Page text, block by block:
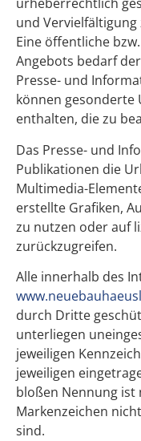
und
Eine öffentliche
Angebots bedarf
Presse- und
können
enthalten, die zu
Das Presse- und
Publikationen die
Multimedia-
erstellte Grafiken,
zu nutzen oder auf
zurückzugreifen.
Alle innerhalb des
durch Dritte
unterliegen
jeweiligen
jeweiligen
bloßen Nennung ist
Markenzeichen
sind.